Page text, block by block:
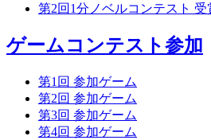
第2回1分ノベルコンテスト 受
ゲームコンテスト参加
第1回 参加ゲーム
第2回 参加ゲーム
第3回 参加ゲーム
第4回 参加ゲーム